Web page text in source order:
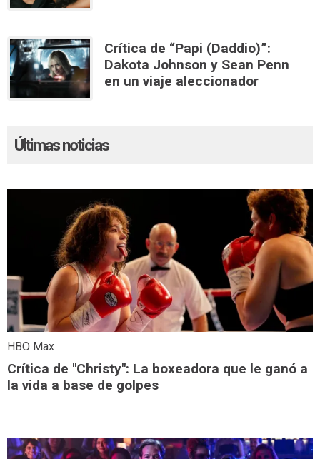
Crítica de “Papi (Daddio)”:
Dakota Johnson y Sean Penn
en un viaje aleccionador
Últimas noticias
HBO Max
Crítica de "Christy": La boxeadora que le ganó a
la vida a base de golpes